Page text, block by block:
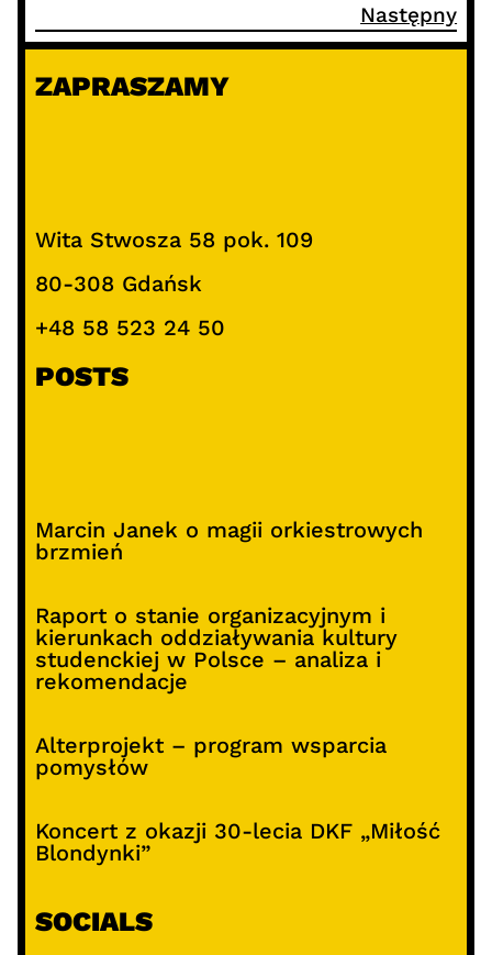
Następny
ZAPRASZAMY
Wita Stwosza 58 pok. 109
80-308 Gdańsk
+48 58 523 24 50
POSTS
Marcin Janek o magii orkiestrowych
brzmień
Raport o stanie organizacyjnym i
kierunkach oddziaływania kultury
studenckiej w Polsce – analiza i
rekomendacje
Alterprojekt – program wsparcia
pomysłów
Koncert z okazji 30-lecia DKF „Miłość
Blondynki”
SOCIALS